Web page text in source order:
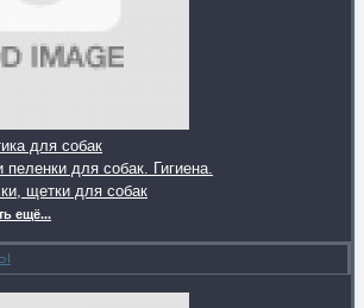
для собак
пеленки для собак. Гигиена.
щетки для собак
ещё...